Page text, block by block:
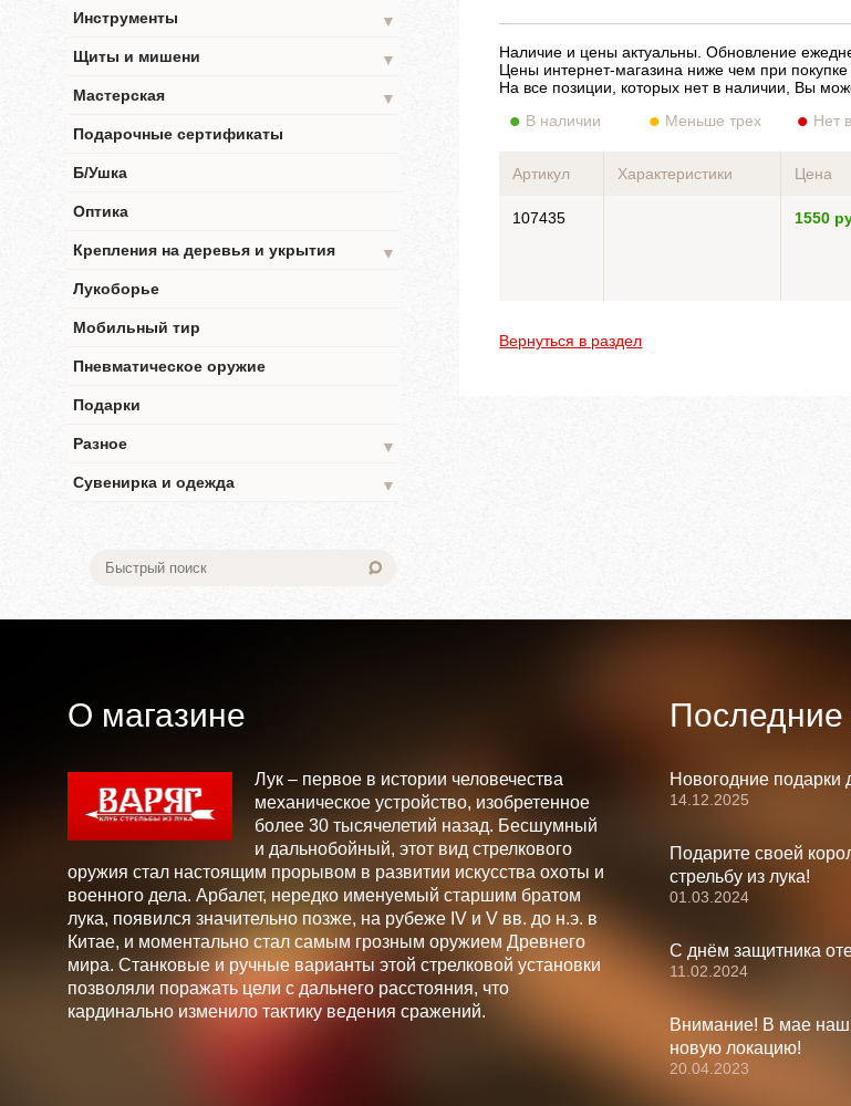
Инструменты
▼
Щиты и мишени
▼
Мастерская
▼
Подарочные сертификаты
Б/Ушка
Оптика
Крепления на деревья и укрытия
▼
Лукоборье
Мобильный тир
Пневматическое оружие
Подарки
Разное
▼
Сувенирка и одежда
▼
Наличие и цены актуальны. Обновление
Цены интернет-магазина ниже чем при покупке
На все позиции, которых нет в наличии, Вы
В наличии
Меньше трех Нет
Артикул Характеристики Цена
107435 1550
Вернуться в раздел
О магазине
Лук – первое в истории человечества
механическое устройство, изобретенное
более 30 тысячелетий назад. Бесшумный
и дальнобойный, этот вид стрелкового
оружия стал настоящим прорывом в развитии искусства охоты и
военного дела. Арбалет, нередко именуемый старшим братом
лука, появился значительно позже, на рубеже IV и V вв. до н.э. в
Китае, и моментально стал самым грозным оружием Древнего
мира. Станковые и ручные варианты этой стрелковой установки
позволяли поражать цели с дальнего расстояния, что
кардинально изменило тактику ведения сражений.
Последние
Новогодние
14.12.2025
Подарите своей
стрельбу из лука!
01.03.2024
С днём защитника
11.02.2024
Внимание! В мае наш
новую локацию!
20.04.2023